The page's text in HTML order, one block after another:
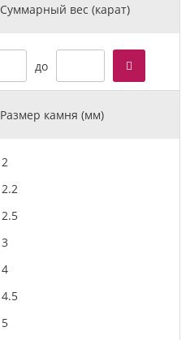
Cуммарный вес (карат)
до
Размер камня (мм)
2
2.2
2.5
3
4
4.5
5